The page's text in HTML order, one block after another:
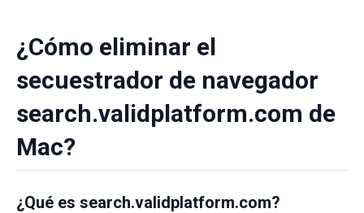
¿Cómo eliminar el
secuestrador de navegador
search.validplatform.com de
Mac?
¿Qué es search.validplatform.com?